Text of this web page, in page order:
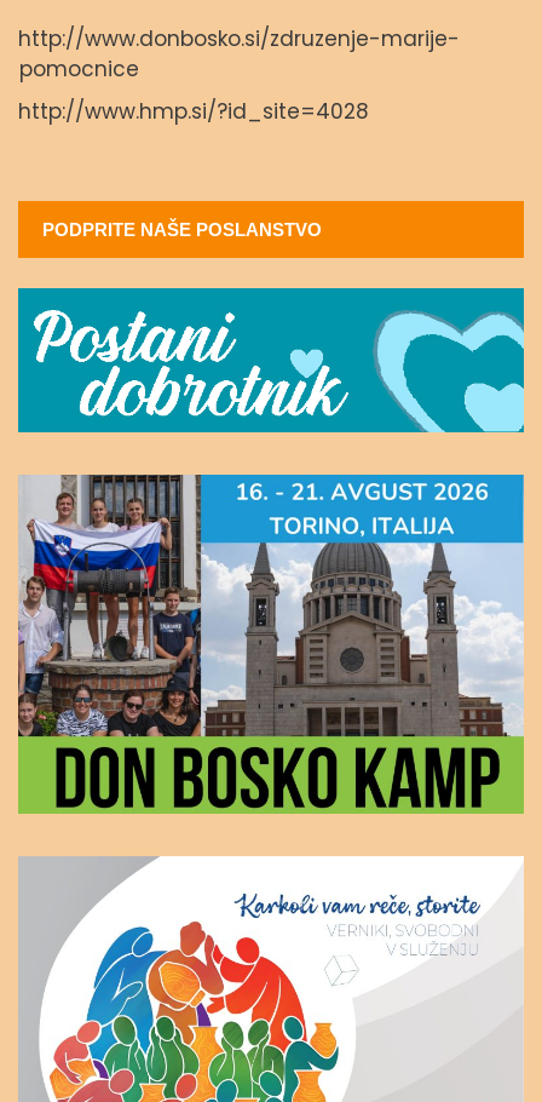
http://www.donbosko.si/zdruzenje-marije-
pomocnice
http://www.hmp.si/?id_site=4028
PODPRITE NAŠE POSLANSTVO